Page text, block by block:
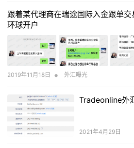
跟着某代理商在瑞途国际入金跟单
环球开户
2019年11月18日 • 外汇曝光
Tradeonline外
2021年4月29日